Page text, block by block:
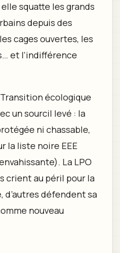
elle squatte les grands
depuis des
cages ouvertes, les
et l’indifférence
écologique
un sourcil levé : la
ni chassable,
la liste noire EEE
La LPO
crient au péril pour la
d’autres défendent sa
nouveau